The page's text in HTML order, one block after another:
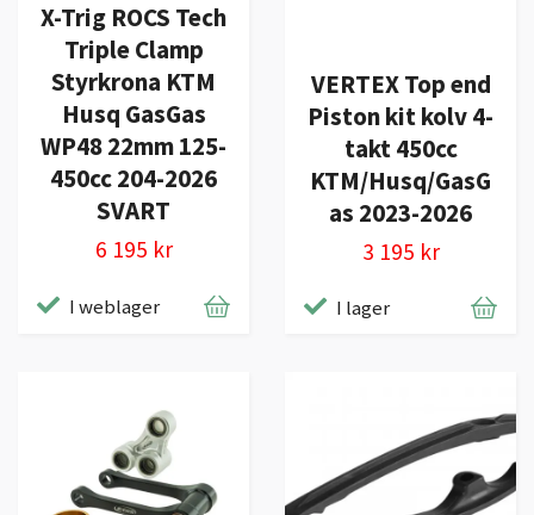
X-Trig ROCS Tech
Triple Clamp
Styrkrona KTM
Husq GasGas
WP48 22mm 125-
450cc 204-2026
SVART
6 195 kr
I weblager
VERTEX Top end
Piston kit kolv 4-
takt 450cc
KTM/Husq/GasG
as 2023-2026
3 195 kr
I lager